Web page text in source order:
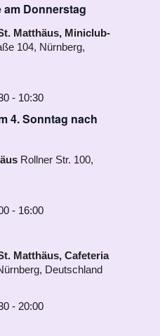
Donnerstag
Matthäus, Miniclub-
104, Nürnberg,
4. Sonntag nach
- 10:30
Rollner Str. 100,
- 16:00
Matthäus, Cafeteria
Deutschland
- 20:00